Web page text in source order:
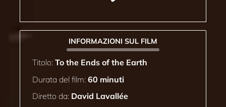
INFORMAZIONI SUL FILM
Titolo: To the Ends of the Earth
Durata del film: 60 minuti
Diretto da: David Lavallée